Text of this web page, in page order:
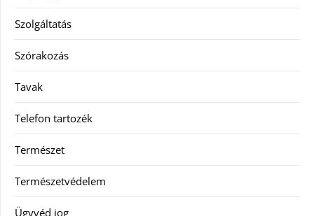
Szolgáltatás
Szórakozás
Tavak
Telefon tartozék
Természet
Természetvédelem
Ügyvéd jog